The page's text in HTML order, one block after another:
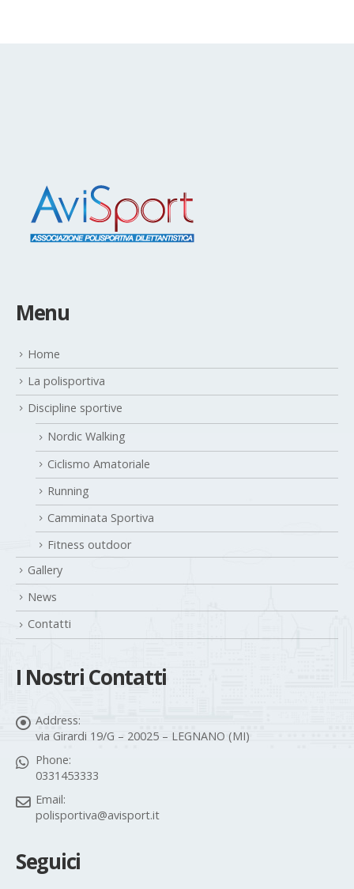
Menu
Home
La polisportiva
Discipline sportive
Nordic Walking
Ciclismo Amatoriale
Running
Camminata Sportiva
Fitness outdoor
Gallery
News
Contatti
I Nostri Contatti
Address:
via Girardi 19/G – 20025 – LEGNANO (MI)
Phone:
0331453333
Email:
polisportiva@avisport.it
Seguici